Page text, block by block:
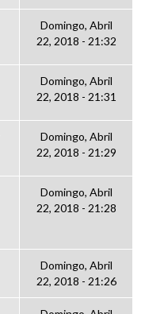
Domingo, Abril
22, 2018 - 21:32
Domingo, Abril
22, 2018 - 21:31
Domingo, Abril
22, 2018 - 21:29
Domingo, Abril
22, 2018 - 21:28
Domingo, Abril
22, 2018 - 21:26